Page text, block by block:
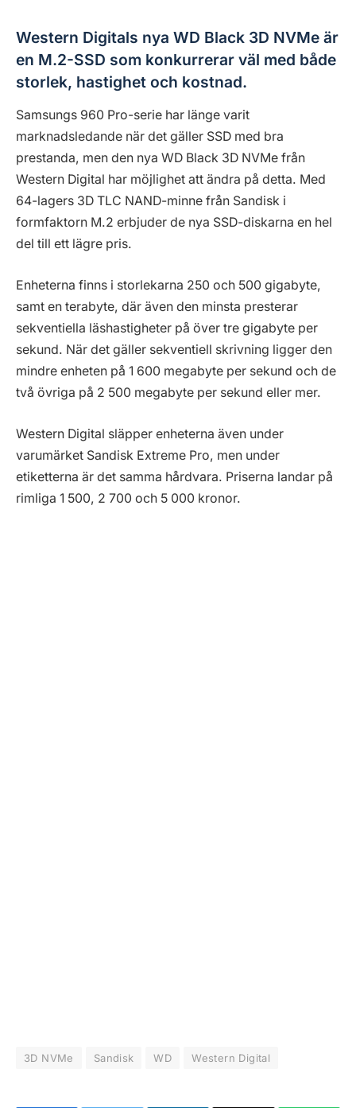
Western Digitals nya WD Black 3D NVMe är
en M.2-SSD som konkurrerar väl med både
storlek, hastighet och kostnad.
Samsungs 960 Pro-serie har länge varit
marknadsledande när det gäller SSD med bra
prestanda, men den nya WD Black 3D NVMe från
Western Digital har möjlighet att ändra på detta. Med
64-lagers 3D TLC NAND-minne från Sandisk i
formfaktorn M.2 erbjuder de nya SSD-diskarna en hel
del till ett lägre pris.
Enheterna finns i storlekarna 250 och 500 gigabyte,
samt en terabyte, där även den minsta presterar
sekventiella läshastigheter på över tre gigabyte per
sekund. När det gäller sekventiell skrivning ligger den
mindre enheten på 1 600 megabyte per sekund och de
två övriga på 2 500 megabyte per sekund eller mer.
Western Digital släpper enheterna även under
varumärket Sandisk Extreme Pro, men under
etiketterna är det samma hårdvara. Priserna landar på
rimliga 1 500, 2 700 och 5 000 kronor.
3D NVMe Sandisk WD Western Digital